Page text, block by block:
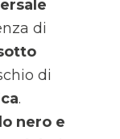
di
di
.
nero e